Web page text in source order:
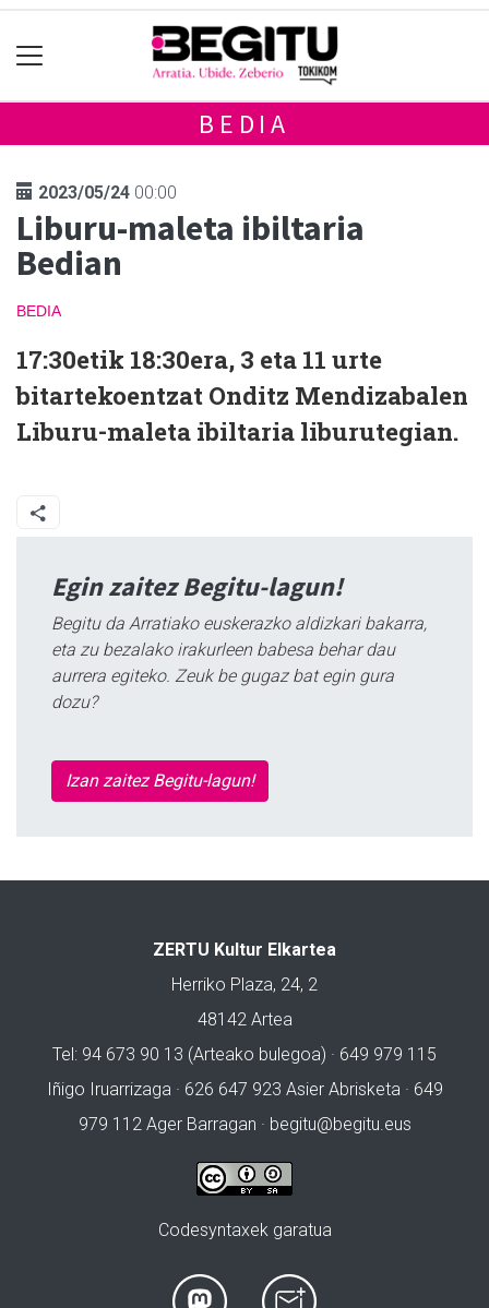
BEDIA
2023/05/24 00:00
Liburu-maleta ibiltaria
Bedian
BEDIA
17:30etik 18:30era, 3 eta 11 urte
bitartekoentzat Onditz Mendizabalen
Liburu-maleta ibiltaria liburutegian.
Egin zaitez Begitu-lagun!
Begitu da Arratiako euskerazko aldizkari bakarra,
eta zu bezalako irakurleen babesa behar dau
aurrera egiteko. Zeuk be gugaz bat egin gura
dozu?
Izan zaitez Begitu-lagun!
ZERTU Kultur Elkartea
Herriko Plaza, 24, 2
48142 Artea
Tel: 94 673 90 13 (Arteako bulegoa) · 649 979 115
Iñigo Iruarrizaga · 626 647 923 Asier Abrisketa · 649
979 112 Ager Barragan · begitu@begitu.eus
Codesyntaxek garatua